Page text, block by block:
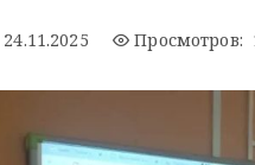
24.11.2025 Просмотров: